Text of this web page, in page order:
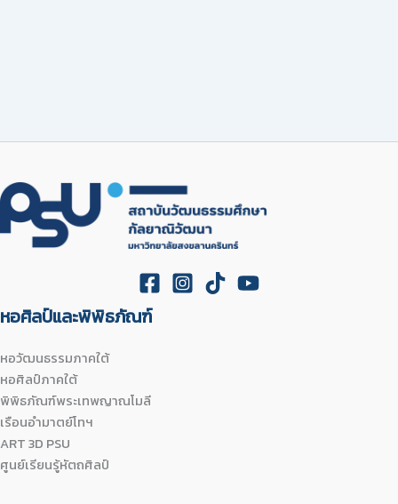
หอศิลป์และพิพิธภัณฑ์
หอวัฒนธรรมภาคใต้
หอศิลป์ภาคใต้
พิพิธภัณฑ์พระเทพญาณโมลี
เรือนอำมาตย์โทฯ
ART 3D PSU
ศูนย์เรียนรู้หัตถศิลป์